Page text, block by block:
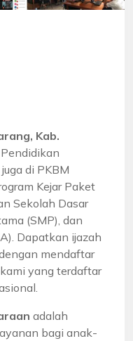
Kab.
di PKBM
Kejar Paket
Sekolah Dasar
(SMP), dan
Dapatkan ijazah
mendaftar
yang terdaftar
adalah
bagi anak-